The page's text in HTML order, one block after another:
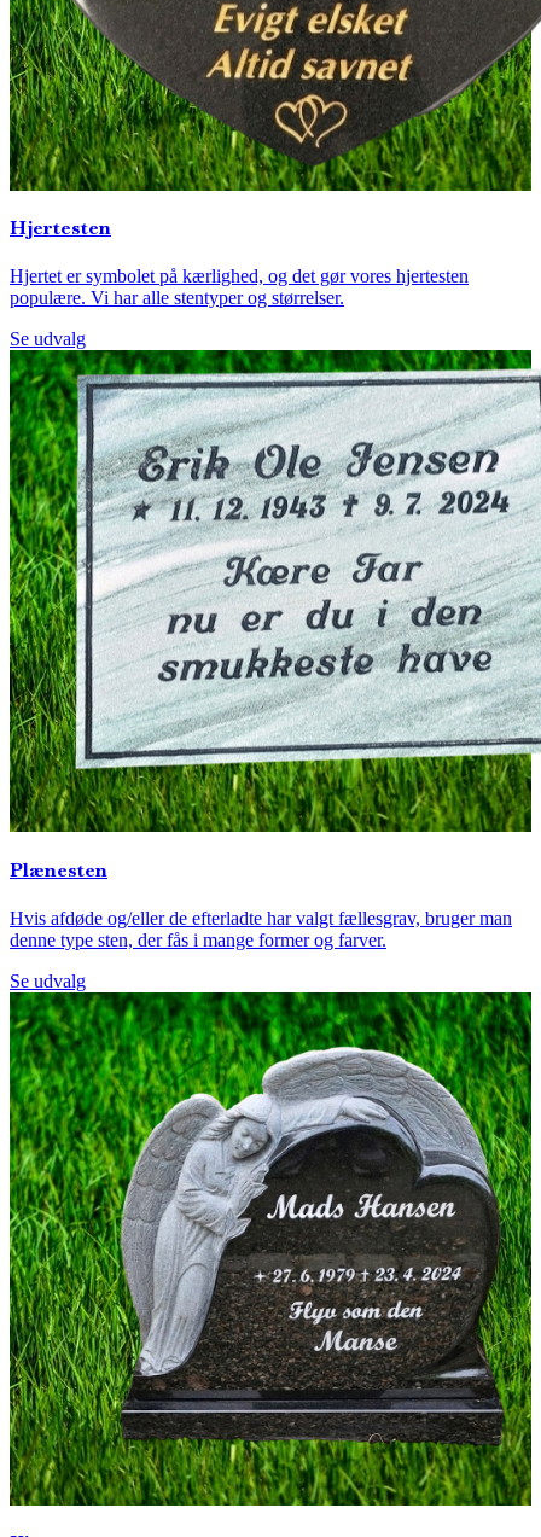
Hjertesten
Hjertet er symbolet på kærlighed, og det gør vores hjertesten
populære. Vi har alle stentyper og størrelser.
Se udvalg
Plænesten
Hvis afdøde og/eller de efterladte har valgt fællesgrav, bruger man
denne type sten, der fås i mange former og farver.
Se udvalg